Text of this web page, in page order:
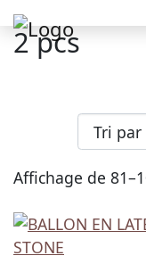
2 pcs
Affichage de